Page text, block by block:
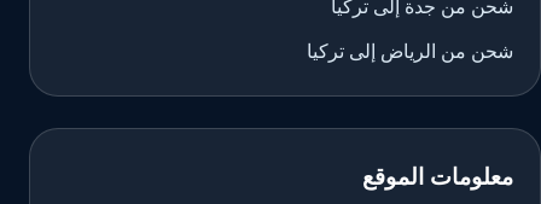
شحن من جدة إلى تركيا
شحن من الرياض إلى تركيا
معلومات الموقع